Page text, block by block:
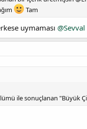
Tam
uymaması @Sevval
ile sonuçlanan "Büyük